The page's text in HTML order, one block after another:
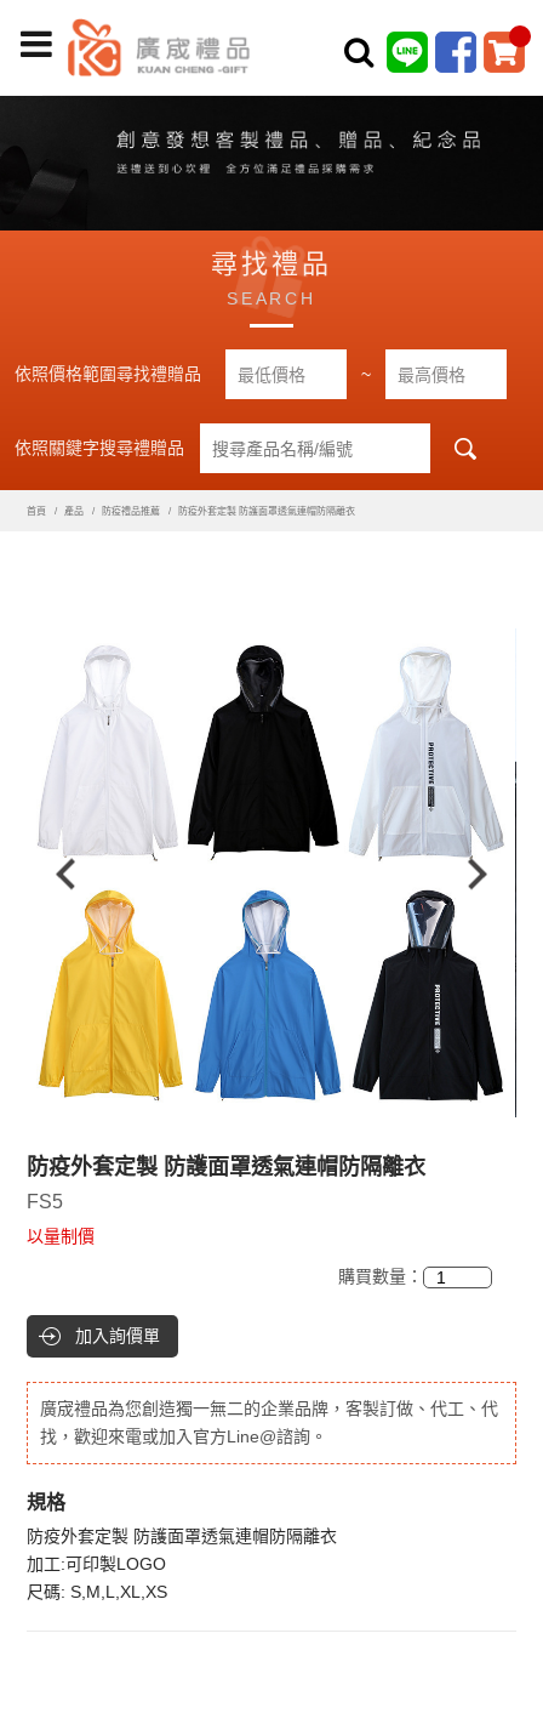
尋找禮品
SEARCH
依照價格範圍尋找禮贈品 ~
依照關鍵字搜尋禮贈品
首頁 產品 防疫禮品推薦 防疫外套定製 防護面罩透氣連帽防隔離衣
防疫外套定製 防護面罩透氣連帽防隔離衣
FS5
以量制價
購買數量：
加入詢價單
廣宬禮品為您創造獨一無二的企業品牌，客製訂做、代工、代
找，歡迎來電或加入官方Line@諮詢。
規格
防疫外套定製 防護面罩透氣連帽防隔離衣
加工:可印製LOGO
尺碼: S,M,L,XL,XS